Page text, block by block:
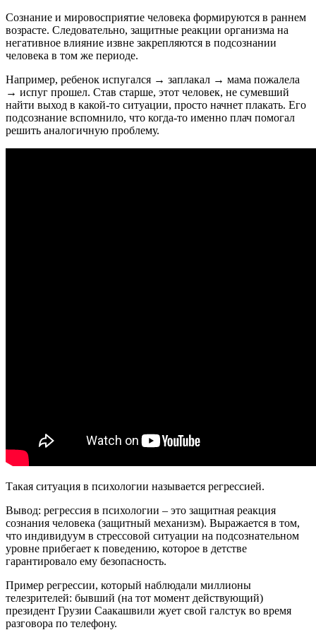
Сознание и мировосприятие человека формируются в раннем
возрасте. Следовательно, защитные реакции организма на
негативное влияние извне закрепляются в подсознании
человека в том же периоде.
Например, ребенок испугался → заплакал → мама пожалела
→ испуг прошел. Став старше, этот человек, не сумевший
найти выход в какой-то ситуации, просто начнет плакать. Его
подсознание вспомнило, что когда-то именно плач помогал
решить аналогичную проблему.
Такая ситуация в психологии называется регрессией.
Вывод: регрессия в психологии – это защитная реакция
сознания человека (защитный механизм). Выражается в том,
что индивидуум в стрессовой ситуации на подсознательном
уровне прибегает к поведению, которое в детстве
гарантировало ему безопасность.
Пример регрессии, который наблюдали миллионы
телезрителей: бывший (на тот момент действующий)
президент Грузии Саакашвили жует свой галстук во время
разговора по телефону.